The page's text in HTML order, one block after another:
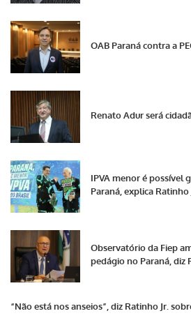
OAB Paraná contra a
Renato Adur será
IPVA menor é possível
Paraná, explica Ratinho
Observatório da Fiep
pedágio no Paraná, diz
“Não está nos anseios”, diz Ratinho Jr.